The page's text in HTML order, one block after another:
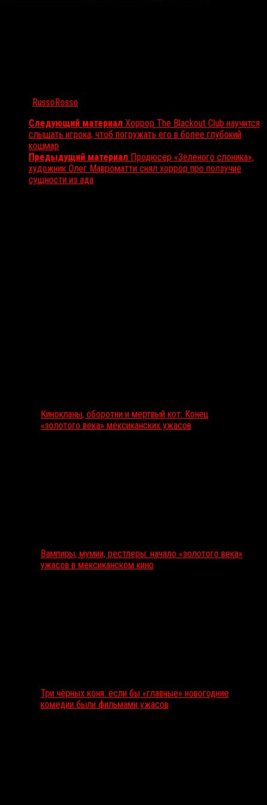
RussoRosso
Следующий материал Хоррор The Blackout Club научится
слышать игрока, чтоб погружать его в более глубокий
кошмар
Предыдущий материал Продюсер «Зеленого слоника»,
художник Олег Мавроматти снял хоррор про ползучие
сущности из ада
Кинокланы, оборотни и мертвый кот: Конец
«золотого века» мексиканских ужасов
Вампиры, мумии, рестлеры: начало «золотого века»
ужасов в мексиканском кино
Три чёрных коня: если бы «главные» новогодние
комедии были фильмами ужасов